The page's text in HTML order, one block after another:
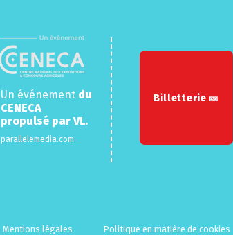
Un événement du
CENECA
propulsé parVL.
parallelemedia.com
Billetterie 🎫
Mentions légales Politique en matière de cookies